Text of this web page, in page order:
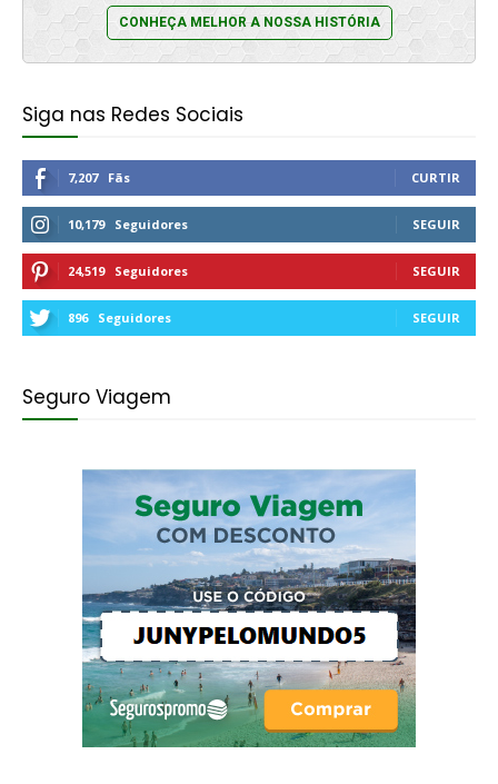
CONHEÇA MELHOR A NOSSA HISTÓRIA
Siga nas Redes Sociais
7,207 Fãs CURTIR
10,179 Seguidores SEGUIR
24,519 Seguidores SEGUIR
896 Seguidores SEGUIR
Seguro Viagem